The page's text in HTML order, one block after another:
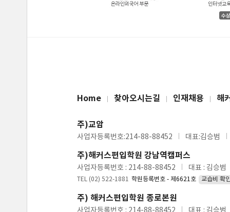
Home 찾아오시는길 인재채용 해
주)교암
사업자등록번호:214-88-88452 대표:김승범
주)해커스편입학원 강남역캠퍼스
사업자등록번호 : 214-88-88452 대표 : 김승범
TEL (02) 522-1881 학원등록번호 - 제6621호 교습비 확
주) 해커스편입학원 종로본원